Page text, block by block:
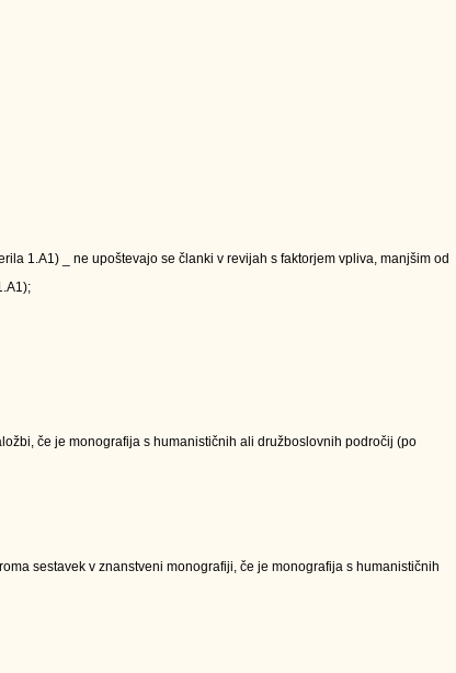
1.A1) _ ne upoštevajo se članki v revijah s faktorjem vpliva, manjšim od
če je monografija s humanističnih ali družboslovnih področij (po
sestavek v znanstveni monografiji, če je monografija s humanističnih